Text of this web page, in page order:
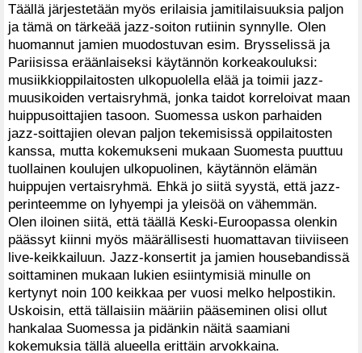
Täällä järjestetään myös erilaisia jamitilaisuuksia paljon
ja tämä on tärkeää jazz-soiton rutiinin synnylle. Olen
huomannut jamien muodostuvan esim. Brysselissä ja
Pariisissa eräänlaiseksi käytännön korkeakouluksi:
musiikkioppilaitosten ulkopuolella elää ja toimii jazz-
muusikoiden vertaisryhmä, jonka taidot korreloivat maan
huippusoittajien tasoon. Suomessa uskon parhaiden
jazz-soittajien olevan paljon tekemisissä oppilaitosten
kanssa, mutta kokemukseni mukaan Suomesta puuttuu
tuollainen koulujen ulkopuolinen, käytännön elämän
huippujen vertaisryhmä. Ehkä jo siitä syystä, että jazz-
perinteemme on lyhyempi ja yleisöä on vähemmän.
Olen iloinen siitä, että täällä Keski-Euroopassa olenkin
päässyt kiinni myös määrällisesti huomattavan tiiviiseen
live-keikkailuun. Jazz-konsertit ja jamien housebandissä
soittaminen mukaan lukien esiintymisiä minulle on
kertynyt noin 100 keikkaa per vuosi melko helpostikin.
Uskoisin, että tällaisiin määriin pääseminen olisi ollut
hankalaa Suomessa ja pidänkin näitä saamiani
kokemuksia tällä alueella erittäin arvokkaina.